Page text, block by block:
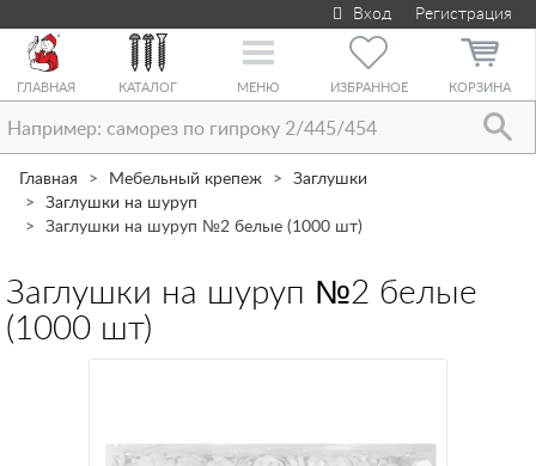
Вход Регистрация
ГЛАВНАЯ КАТАЛОГ
Toggle
МЕНЮ ИЗБРАННОЕ КОРЗИНА
Главная Мебельный крепеж
Заглушки
Заглушки на шуруп
Заглушки на шуруп №2 белые (1000 шт)
Заглушки на шуруп №2 белые
(1000 шт)